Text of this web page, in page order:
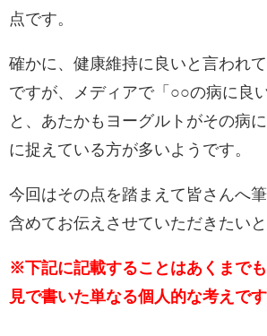
点です。
確かに、健康維持に良いと言われ
ですが、メディアで「○○の病に良
と、あたかもヨーグルトがその病
に捉えている方が多いようです。
今回はその点を踏まえて皆さんへ
含めてお伝えさせていただきたいと
※下記に記載することはあくまで
見で書いた単なる個人的な考えです